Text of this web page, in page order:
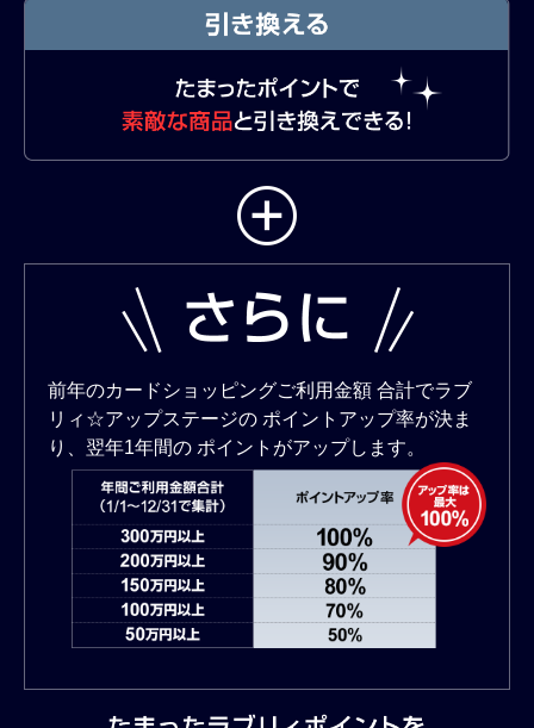
前年のカードショッピングご利用金額 合計でラブ
リィ☆アップステージの ポイントアップ率が決ま
り、翌年1年間の ポイントがアップします。